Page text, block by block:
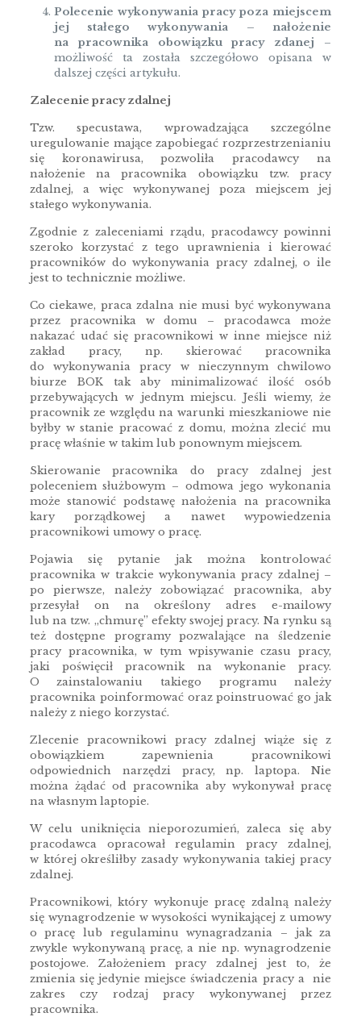
Polecenie wykonywania pracy poza miejscem
jej stałego wykonywania – nałożenie
na pracownika obowiązku pracy zdanej –
możliwość ta została szczegółowo opisana w
dalszej części artykułu.
Zalecenie pracy zdalnej
Tzw. specustawa, wprowadzająca szczególne
uregulowanie mające zapobiegać rozprzestrzenianiu
się koronawirusa, pozwoliła pracodawcy na
nałożenie na pracownika obowiązku tzw. pracy
zdalnej, a więc wykonywanej poza miejscem jej
stałego wykonywania.
Zgodnie z zaleceniami rządu, pracodawcy powinni
szeroko korzystać z tego uprawnienia i kierować
pracowników do wykonywania pracy zdalnej, o ile
jest to technicznie możliwe.
Co ciekawe, praca zdalna nie musi być wykonywana
przez pracownika w domu – pracodawca może
nakazać udać się pracownikowi w inne miejsce niż
zakład pracy, np. skierować pracownika
do wykonywania pracy w nieczynnym chwilowo
biurze BOK tak aby minimalizować ilość osób
przebywających w jednym miejscu. Jeśli wiemy, że
pracownik ze względu na warunki mieszkaniowe nie
byłby w stanie pracować z domu, można zlecić mu
pracę właśnie w takim lub ponownym miejscem.
Skierowanie pracownika do pracy zdalnej jest
poleceniem służbowym – odmowa jego wykonania
może stanowić podstawę nałożenia na pracownika
kary porządkowej a nawet wypowiedzenia
pracownikowi umowy o pracę.
Pojawia się pytanie jak można kontrolować
pracownika w trakcie wykonywania pracy zdalnej –
po pierwsze, należy zobowiązać pracownika, aby
przesyłał on na określony adres e-mailowy
lub na tzw. „chmurę” efekty swojej pracy. Na rynku są
też dostępne programy pozwalające na śledzenie
pracy pracownika, w tym wpisywanie czasu pracy,
jaki poświęcił pracownik na wykonanie pracy.
O zainstalowaniu takiego programu należy
pracownika poinformować oraz poinstruować go jak
należy z niego korzystać.
Zlecenie pracownikowi pracy zdalnej wiąże się z
obowiązkiem zapewnienia pracownikowi
odpowiednich narzędzi pracy, np. laptopa. Nie
można żądać od pracownika aby wykonywał pracę
na własnym laptopie.
W celu uniknięcia nieporozumień, zaleca się aby
pracodawca opracował regulamin pracy zdalnej,
w której określiłby zasady wykonywania takiej pracy
zdalnej.
Pracownikowi, który wykonuje pracę zdalną należy
się wynagrodzenie w wysokości wynikającej z umowy
o pracę lub regulaminu wynagradzania – jak za
zwykle wykonywaną pracę, a nie np. wynagrodzenie
postojowe. Założeniem pracy zdalnej jest to, że
zmienia się jedynie miejsce świadczenia pracy a nie
zakres czy rodzaj pracy wykonywanej przez
pracownika.